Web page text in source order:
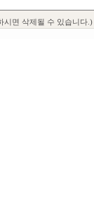
면 삭제될 수 있습니다.)